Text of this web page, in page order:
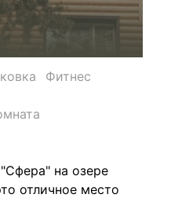
Фитнес
на озере
отличное место